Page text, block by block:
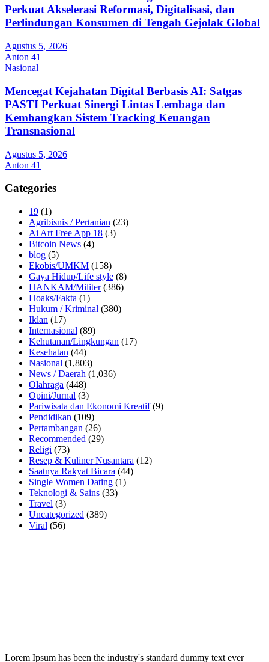
Perkuat Akselerasi Reformasi, Digitalisasi, dan
Perlindungan Konsumen di Tengah Gejolak Global
Agustus 5, 2026
Anton 41
Nasional
Mencegat Kejahatan Digital Berbasis AI: Satgas
PASTI Perkuat Sinergi Lintas Lembaga dan
Kembangkan Sistem Tracking Keuangan
Transnasional
Agustus 5, 2026
Anton 41
Categories
19 (1)
Agribisnis / Pertanian (23)
Ai Art Free App 18 (3)
Bitcoin News (4)
blog (5)
Ekobis/UMKM (158)
Gaya Hidup/Life style (8)
HANKAM/Militer(386)
Hoaks/Fakta (1)
Hukum / Kriminal (380)
Iklan (17)
Internasional (89)
Kehutanan/Lingkungan (17)
Kesehatan (44)
Nasional (1,803)
News / Daerah (1,036)
Olahraga (448)
Opini/Jurnal (3)
Pariwisata dan Ekonomi Kreatif(9)
Pendidikan (109)
Pertambangan (26)
Recommended (29)
Religi (73)
Resep & Kuliner Nusantara (12)
Saatnya Rakyat Bicara (44)
Single Women Dating (1)
Teknologi & Sains (33)
Travel (3)
Uncategorized (389)
Viral (56)
Lorem Ipsum has been the industry's standard dummy text ever